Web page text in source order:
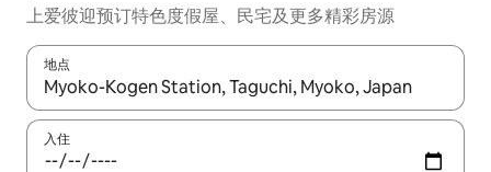
上爱彼迎预订特色度假屋、民宅及更多精彩房源
地点
如有搜索结果，请使用上下方向键查看，或通过点击或滑动手势
入住